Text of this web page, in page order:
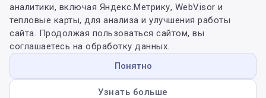
аналитики, включая Яндекс.Метрику, WebVisor и
тепловые карты, для анализа и улучшения работы
сайта. Продолжая пользоваться сайтом, вы
соглашаетесь на обработку данных.
Понятно
Узнать больше